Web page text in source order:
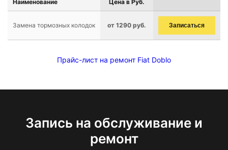
Наименование Цена в Руб.
Замена тормозных колодок от 1290 руб. Записаться
Прайс-лист на ремонт Fiat Doblo
Запись на обслуживание и
ремонт